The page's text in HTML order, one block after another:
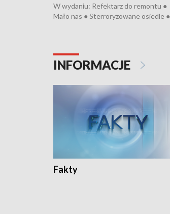
W wydaniu: Refektarz do remontu ●
Mało nas ● Sterroryzowane osiedle ●
Pologne
INFORMACJE
Fakty